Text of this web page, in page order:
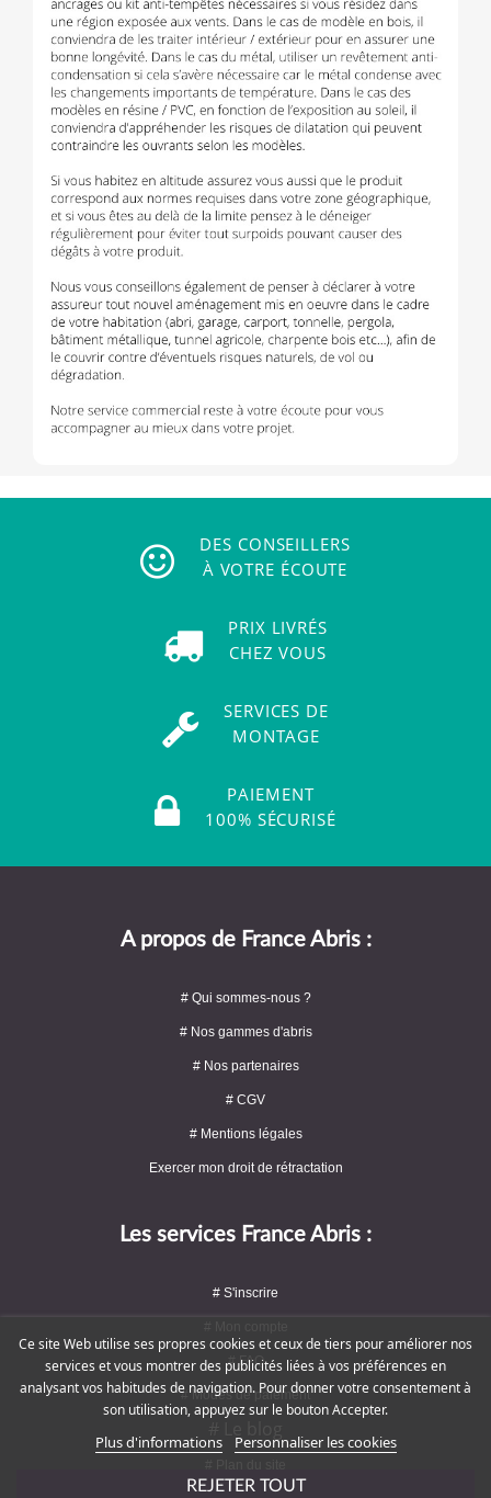
DES CONSEILLERS
À VOTRE ÉCOUTE
PRIX LIVRÉS
CHEZ VOUS
SERVICES DE
MONTAGE
PAIEMENT
100% SÉCURISÉ
A propos de France Abris :
# Qui sommes-nous ?
# Nos gammes d'abris
# Nos partenaires
# CGV
# Mentions légales
Exercer mon droit de rétractation
Les services France Abris :
# S'inscrire
# FAQ
# Modes de paiement
Ce site Web utilise ses propres cookies et ceux de tiers pour améliorer nos
services et vous montrer des publicités liées à vos préférences en
analysant vos habitudes de navigation. Pour donner votre consentement à
son utilisation, appuyez sur le bouton Accepter.
Plus d'informations Personnaliser les cookies
REJETER TOUT